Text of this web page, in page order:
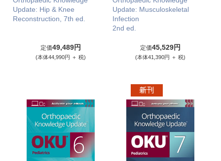
Update: Hip & Knee
Reconstruction, 7th ed.
定価49,489円
(本体44,990円 ＋ 税)
Update: Musculoskeletal
Infection
2nd ed.
定価45,529円
(本体41,390円 ＋ 税)